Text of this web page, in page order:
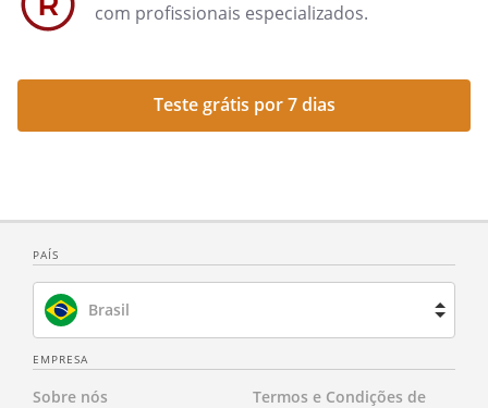
com profissionais especializados.
Teste grátis por 7 dias
PAÍS
Brasil
EMPRESA
Sobre nós Termos e Condições de